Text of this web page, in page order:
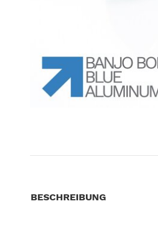
BESCHREIBUNG